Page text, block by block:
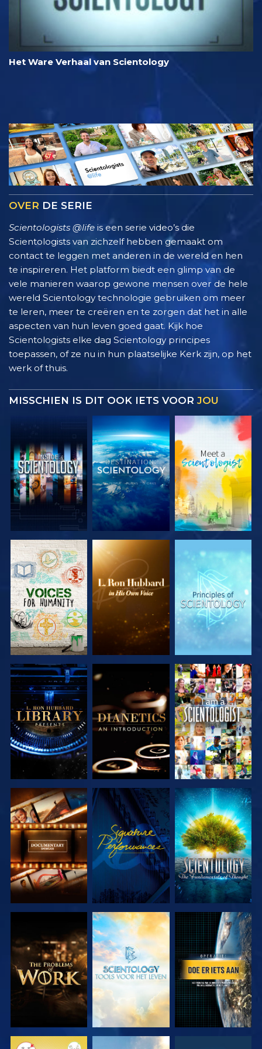
Het Ware Verhaal van Scientology
OVER DE SERIE
Scientologists @life is een serie video’s die
Scientologists van zichzelf hebben gemaakt om
contact te leggen met anderen in de wereld en hen
te inspireren. Het platform biedt een glimp van de
vele manieren waarop gewone mensen over de hele
wereld Scientology technologie gebruiken om meer
te leren, meer te creëren en te zorgen dat het in alle
aspecten van hun leven goed gaat. Kijk hoe
Scientologists elke dag Scientology principes
toepassen, of ze nu in hun plaatselijke Kerk zijn, op het
werk of thuis.
MISSCHIEN IS DIT OOK IETS VOOR JOU
VERKEN DE
SERIE
VERKEN DE
SERIE
VERKEN DE
SERIE
VERKEN DE
SERIE
VERKEN DE
SERIE
KIJK
VERKEN DE
SERIE
KIJK
VERKEN DE
SERIE
VERKEN DE
SERIE
VERKEN DE
SERIE
KIJK